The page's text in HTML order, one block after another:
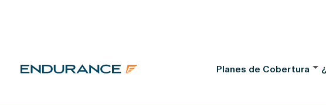
Planes de Cobertura